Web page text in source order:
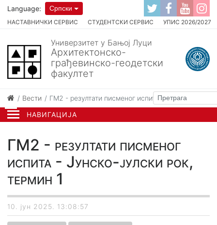
НАВИГАЦИЈА
НАСТАВНИЧКИ СЕРВИС СТУДЕНТСКИ СЕРВИС УПИС 2026/2027
Language: Српски
Универзитет у Бањој Луци
Архитектонско-
грађевинско-геодетски
факултет
Вести ГМ2 - резултати писменог испита - Јунско-јулски
ГМ2 - резултати писменог
испита - Јунско-јулски рок,
термин 1
10. јун 2025. 13:08:57